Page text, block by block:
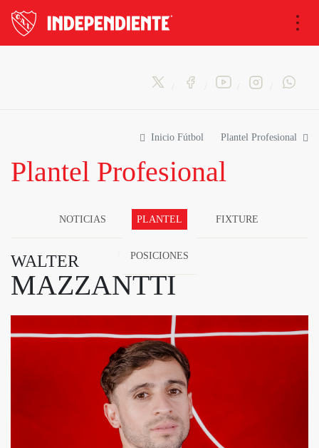
Plantel Profesional
Inicio Fútbol
Plantel Profesional
NOTICIAS PLANTEL FIXTURE
POSICIONES
WALTER
MAZZANTTI